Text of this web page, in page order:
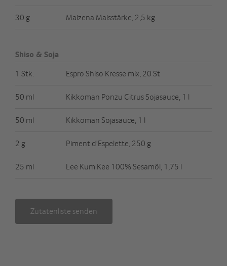
30 g Maizena Maisstärke, 2,5 kg
Shiso & Soja
1 Stk.
Espro Shiso Kresse mix, 20 St
50 ml Kikkoman Ponzu Citrus Sojasauce, 1 l
50 ml Kikkoman Sojasauce, 1 l
2 g Piment d'Espelette, 250 g
25 ml Lee Kum Kee 100% Sesamöl, 1,75 l
Zutatenliste senden